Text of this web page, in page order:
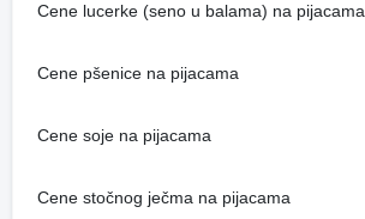
Cene lucerke (seno u balama) na pijacama
Cene pšenice na pijacama
Cene soje na pijacama
Cene stočnog ječma na pijacama